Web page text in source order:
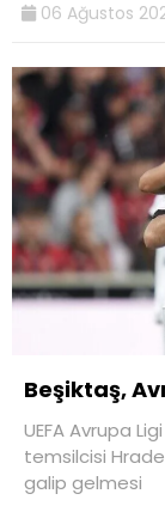
06 Ağustos
Beşiktaş,
UEFA Avrupa
temsilcisi
galip gelmesi